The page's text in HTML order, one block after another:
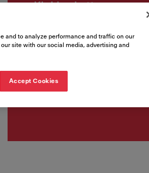
Kjøkkenhetter
SPIRIT
RF SAFE
Artikkelnumre
and to analyze performance and traffic on our
site with our social media, advertising and
Accept Cookies